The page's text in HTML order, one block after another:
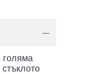
—
голяма